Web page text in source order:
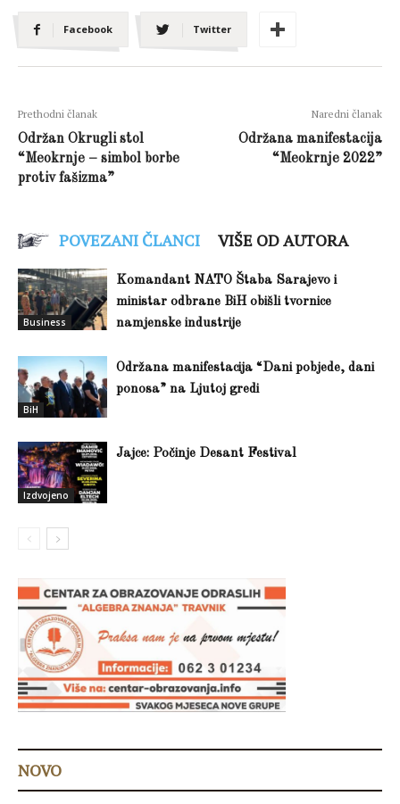
Facebook Twitter
Prethodni članak
Održan Okrugli stol
“Meokrnje – simbol borbe
protiv fašizma”
Naredni članak
Održana manifestacija
“Meokrnje 2022”
POVEZANI ČLANCI VIŠE OD AUTORA
Business
Komandant NATO Štaba Sarajevo i
ministar odbrane BiH obišli tvornice
namjenske industrije
BiH
Održana manifestacija “Dani pobjede, dani
ponosa” na Ljutoj gredi
Izdvojeno
Jajce: Počinje Desant Festival
NOVO